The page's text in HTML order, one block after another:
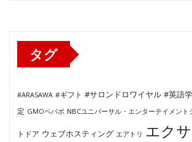
タグ
#ARASAWA #ギフト #サロンドロワイヤル #英語
定 GMOペパボ NBCユニバーサル・エンターテイメント
トドア ウェブホスティング エアトリ エク